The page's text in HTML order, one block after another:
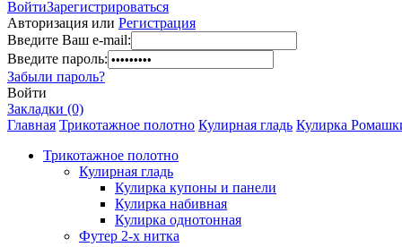
ВойтиЗарегистрироваться
Авторизация или Регистрация
Введите Ваш e-mail:
Введите пароль:
Забыли пароль?
Войти
Закладки (0)
Главная Трикотажное полотно Кулирная гладь Кулирка
Трикотажное полотно
Кулирная гладь
Кулирка купоны и панели
Кулирка набивная
Кулирка однотонная
Футер 2-х нитка